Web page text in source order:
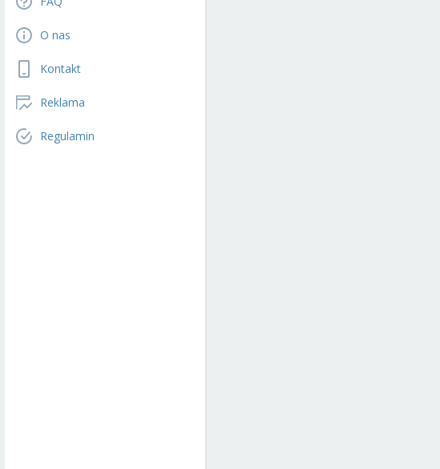
O nas
Kontakt
Reklama
Regulamin